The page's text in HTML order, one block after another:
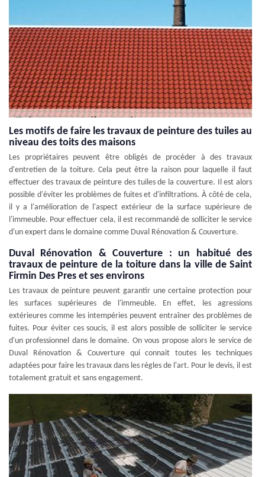
Les motifs de faire les travaux de peinture des tuiles au
niveau des toits des maisons
Les propriétaires peuvent être obligés de procéder à des travaux
d'entretien de la toiture. Cela peut être la raison pour laquelle il faut
effectuer des travaux de peinture des tuiles de la couverture. Il est alors
possible d'éviter les problèmes de fuites et d'infiltrations. À côté de cela,
il y a l'amélioration de l'aspect extérieur de la surface supérieure de
l'immeuble. Pour effectuer cela, il est recommandé de solliciter le service
d'un expert dans le domaine comme Duval Rénovation & Couverture.
Duval Rénovation & Couverture : un habitué des
travaux de peinture de la toiture dans la ville de Saint
Firmin Des Pres et ses environs
Les travaux de peinture peuvent garantir une certaine protection pour
les surfaces supérieures de l'immeuble. En effet, les agressions
extérieures comme les intempéries peuvent entraîner des problèmes de
fuites. Pour éviter ces soucis, il est alors possible de solliciter le service
d'un professionnel dans le domaine. On vous propose alors le service de
Duval Rénovation & Couverture qui connait toutes les techniques
adaptées pour faire les travaux dans les règles de l'art. Pour le devis, il est
totalement gratuit et sans engagement.